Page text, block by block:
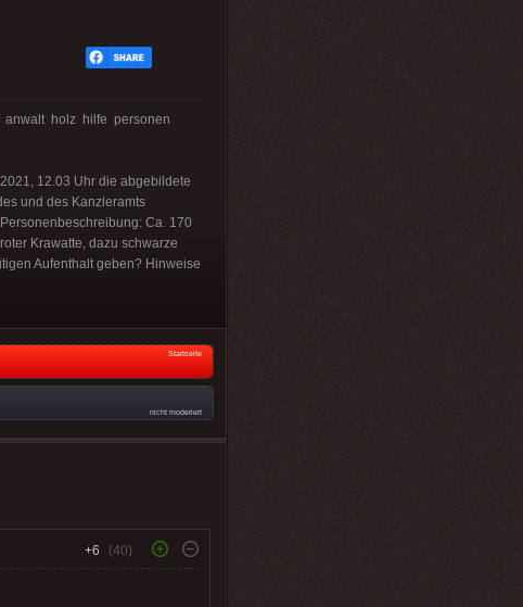
holz hilfe personen
12.03 Uhr die abgebildete
und des Kanzleramts
Ca. 170
Krawatte, dazu schwarze
Aufenthalt geben? Hinweise
Startseite
nicht moderiert
+6 (40)